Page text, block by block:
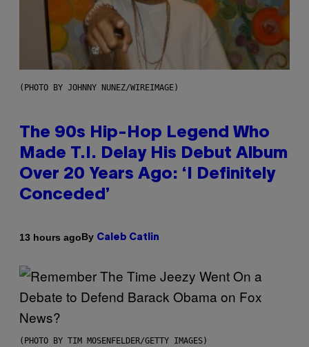
(PHOTO BY JOHNNY NUNEZ/WIREIMAGE)
The 90s Hip-Hop Legend Who
Made T.I. Delay His Debut Album
Over 20 Years Ago: ‘I Definitely
Conceded’
13 hours agoBy Caleb Catlin
(PHOTO BY TIM MOSENFELDER/GETTY IMAGES)